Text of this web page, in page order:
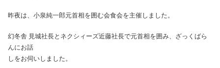
昨夜は、小泉純一郎元首相を囲む会食会を主催しました。
幻冬舎 見城社長とネクシィーズ近藤社長で元首相を囲み、ざっくばら
んにお話
しをお伺いしました。